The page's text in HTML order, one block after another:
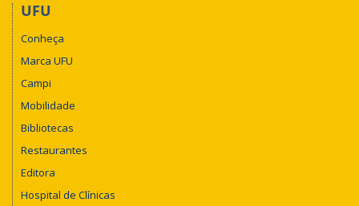
UFU
Conheça
Marca UFU
Campi
Mobilidade
Bibliotecas
Restaurantes
Editora
Hospital de Clínicas